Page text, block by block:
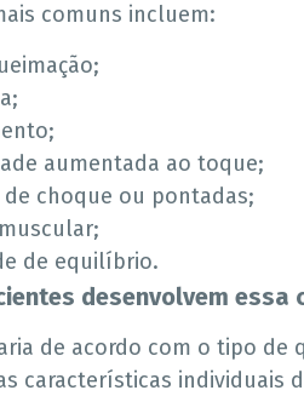
comuns incluem:
aumentada ao toque;
de choque ou pontadas;
de equilíbrio.
desenvolvem essa
de acordo com o tipo
características individuais